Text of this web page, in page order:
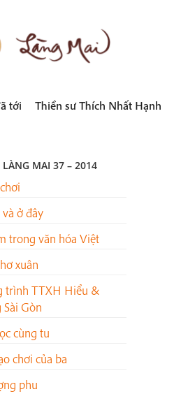
MAI
tới Thiền sư Thích Nhất Hạnh
MAI 37 – 2014
ở đây
trong văn hóa Việt
xuân
trình TTXH Hiểu &
Gòn
cùng tu
chơi của ba
phu